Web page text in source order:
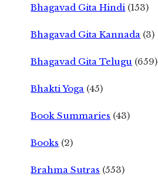
Bhagavad Gita Hindi (153)
Bhagavad Gita Kannada (3)
Bhagavad Gita Telugu (659)
Bhakti Yoga (45)
Book Summaries (43)
Books (2)
Brahma Sutras (553)